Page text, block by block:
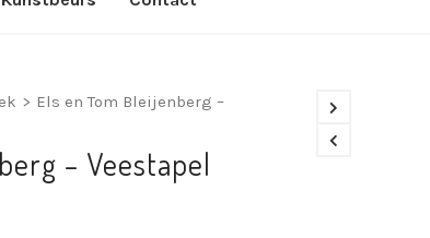
> Els en Tom Bleijenberg –
– Veestapel